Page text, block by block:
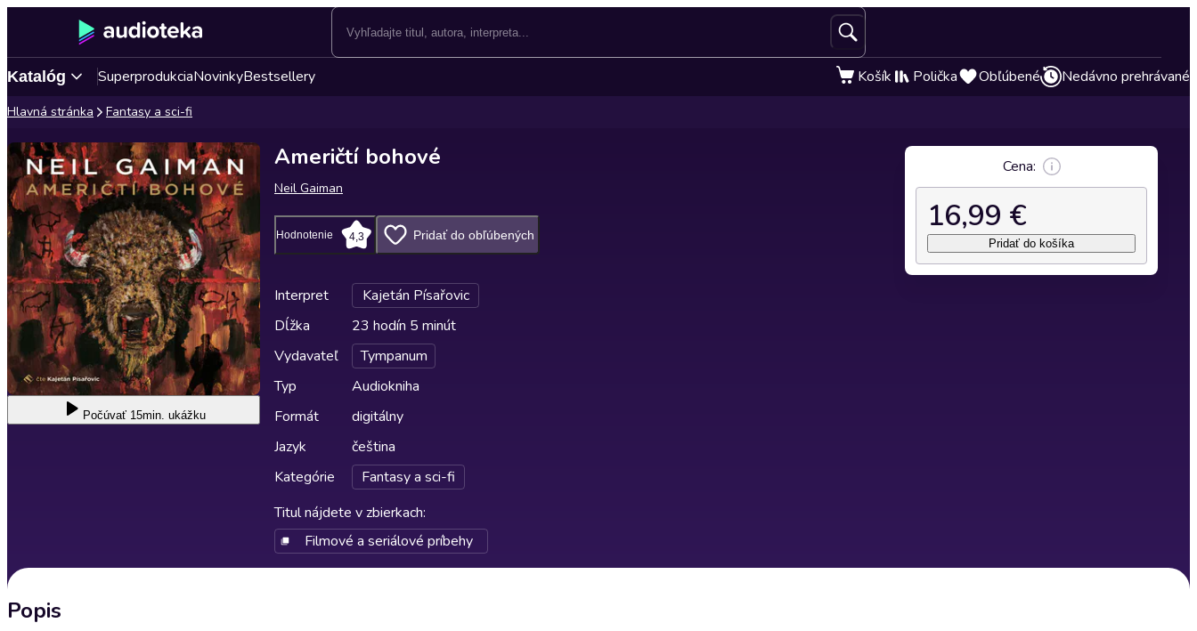
Katalóg SuperprodukciaNovinkyBestsellery Košík Polička Obľúbené Nedávno prehrávané
Hlavná stránka Fantasy a sci-fi
Počúvať 15min. ukážku
Američtí bohové
Neil Gaiman
Hodnotenie 4,3 Pridať do obľúbených
Interpret
Kajetán Písařovic
Dĺžka
23 hodín 5 minút
Vydavateľ
Tympanum
Typ
Audiokniha
Formát
digitálny
Jazyk
čeština
Kategórie
Fantasy a sci-fi
Titul nájdete v zbierkach:
Filmové a seriálové príbehy
Popis
Cena:
16,99 €
Pridať do košíka